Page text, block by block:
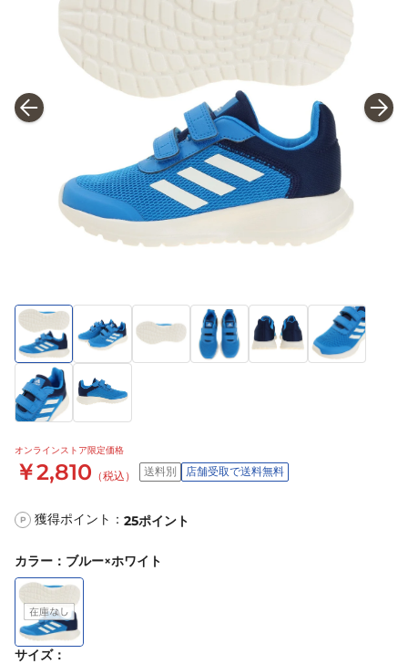
オンラインストア限定価格
￥2,810 （税込） 送料別 店舗受取で送料無料
P 獲得ポイント： 25ポイント
カラー ： ブルー×ホワイト
サイズ：